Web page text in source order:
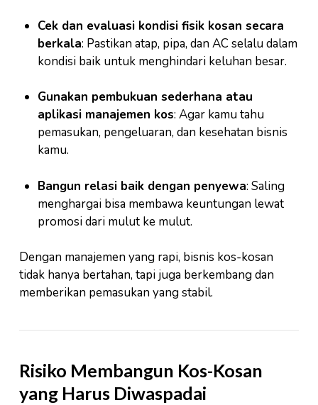
Cek dan evaluasi kondisi fisik kosan secara
berkala: Pastikan atap, pipa, dan AC selalu dalam
kondisi baik untuk menghindari keluhan besar.
Gunakan pembukuan sederhana atau
aplikasi manajemen kos: Agar kamu tahu
pemasukan, pengeluaran, dan kesehatan bisnis
kamu.
Bangun relasi baik dengan penyewa: Saling
menghargai bisa membawa keuntungan lewat
promosi dari mulut ke mulut.
Dengan manajemen yang rapi, bisnis kos-kosan
tidak hanya bertahan, tapi juga berkembang dan
memberikan pemasukan yang stabil.
Risiko Membangun Kos-Kosan
yang Harus Diwaspadai